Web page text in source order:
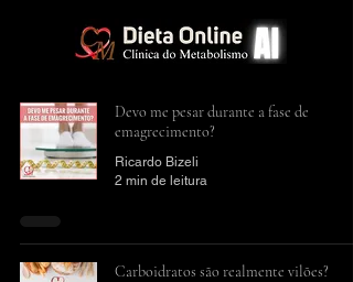
Devo me pesar durante a fase de
emagrecimento?
Ricardo Bizeli
2 min de leitura
Carboidratos são realmente vilões?